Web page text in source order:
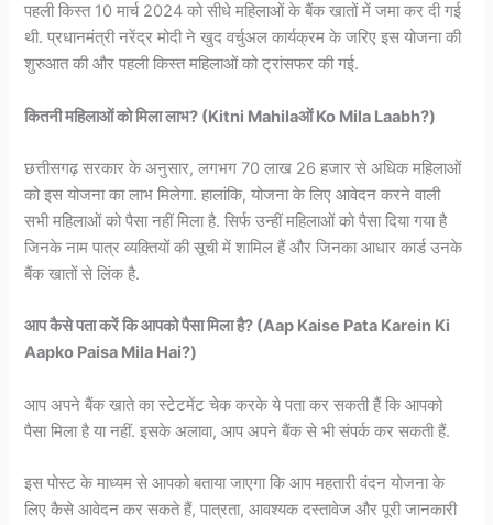
पहली किस्त 10 मार्च 2024 को सीधे महिलाओं के बैंक खातों में जमा कर दी गई
थी. प्रधानमंत्री नरेंद्र मोदी ने खुद वर्चुअल कार्यक्रम के जरिए इस योजना की
शुरुआत की और पहली किस्त महिलाओं को ट्रांसफर की गई.
कितनी महिलाओं को मिला लाभ? (Kitni Mahilaओं Ko Mila Laabh?)
छत्तीसगढ़ सरकार के अनुसार, लगभग 70 लाख 26 हजार से अधिक महिलाओं
को इस योजना का लाभ मिलेगा. हालांकि, योजना के लिए आवेदन करने वाली
सभी महिलाओं को पैसा नहीं मिला है. सिर्फ उन्हीं महिलाओं को पैसा दिया गया है
जिनके नाम पात्र व्यक्तियों की सूची में शामिल हैं और जिनका आधार कार्ड उनके
बैंक खातों से लिंक है.
आप कैसे पता करें कि आपको पैसा मिला है? (Aap Kaise Pata Karein Ki
Aapko Paisa Mila Hai?)
आप अपने बैंक खाते का स्टेटमेंट चेक करके ये पता कर सकती हैं कि आपको
पैसा मिला है या नहीं. इसके अलावा, आप अपने बैंक से भी संपर्क कर सकती हैं.
इस पोस्ट के माध्यम से आपको बताया जाएगा कि आप महतारी वंदन योजना के
लिए कैसे आवेदन कर सकते हैं, पात्रता, आवश्यक दस्तावेज और पूरी जानकारी